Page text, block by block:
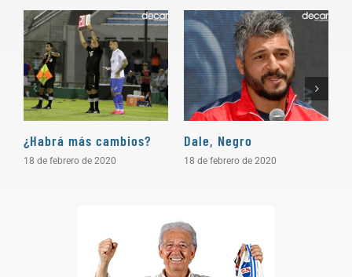
¿Habrá más cambios?
18 de febrero de 2020
Dale, Negro
18 de febrero de 2020